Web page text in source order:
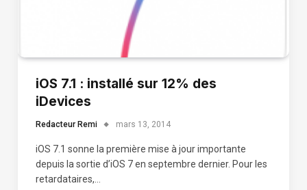
iOS 7.1 : installé sur 12% des
iDevices
Redacteur Remi mars 13, 2014
iOS 7.1 sonne la première mise à jour importante
depuis la sortie d’iOS 7 en septembre dernier. Pour les
retardataires,…